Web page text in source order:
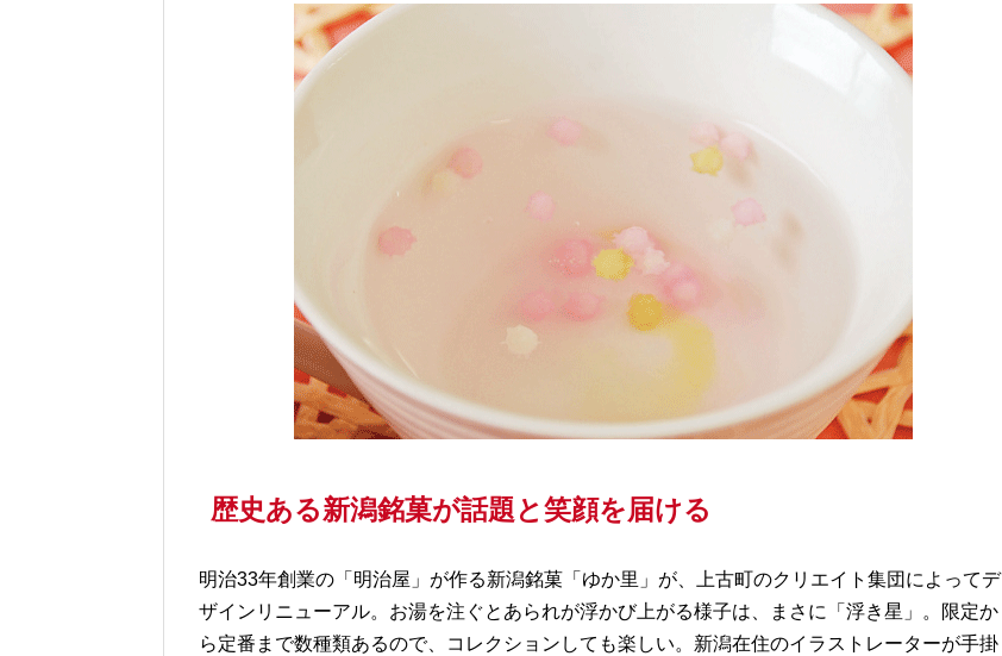
歴史ある新潟銘菓が話題と笑顔を届ける
明治33年創業の「明治屋」が作る新潟銘菓「ゆか里」が、上古町のクリエイト集団によってデ
ザインリニューアル。お湯を注ぐとあられが浮かび上がる様子は、まさに「浮き星」。限定か
ら定番まで数種類あるので、コレクションしても楽しい。新潟在住のイラストレーターが手掛